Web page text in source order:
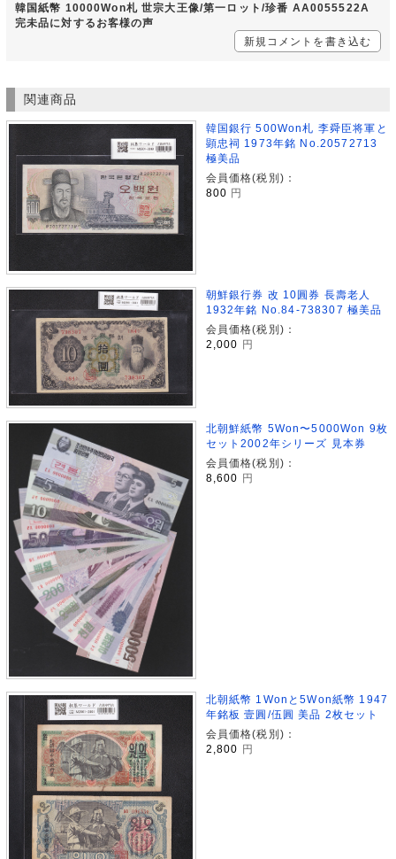
韓国紙幣 10000Won札 世宗大王像/第一ロット/珍番 AA0055522A
完未品に対するお客様の声
新規コメントを書き込む
関連商品
韓国銀行 500Won札 李舜臣将軍と
顕忠祠 1973年銘 No.20572713
極美品
会員価格(税別)：
800 円
朝鮮銀行券 改 10圓券 長壽老人
1932年銘 No.84-738307 極美品
会員価格(税別)：
2,000 円
北朝鮮紙幣 5Won〜5000Won 9枚
セット2002年シリーズ 見本券
会員価格(税別)：
8,600
円
北朝紙幣 1Wonと5Won紙幣 1947
年銘板 壹圓/伍圓 美品 2枚セット
会員価格(税別)：
2,800
円